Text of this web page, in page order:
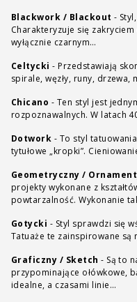
Blackwork / Blackout -
Charakteryzuje się
wyłącznie czarnym…
Celtycki - Przedstawiają
spirale, węzły, runy,
Chicano - Ten styl jest
rozpoznawalnych. W latach
Dotwork - To styl
tytułowe „kropki”.
Geometryczny /
projekty wykonane z
powtarzalność. Wykonanie
Gotycki - Styl sprawdzi się
Tatuaże te zainspirowane są
Graficzny / Sketch - Są to
przypominające ołówkowe,
idealne, a czasami linie…